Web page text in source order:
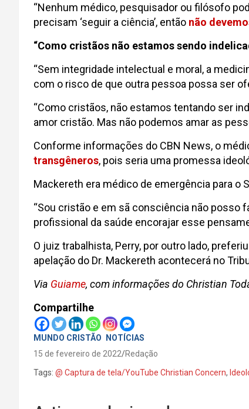
“Nenhum médico, pesquisador ou filósofo
precisam ‘seguir a ciência’, então não
“Como cristãos não estamos sendo
“Sem integridade intelectual e moral, a
com o risco de que outra pessoa possa ser
“Como cristãos, não estamos tentando ser
amor cristão. Mas não podemos amar as
Conforme informações do CBN News, o
transgêneros, pois seria uma promessa
Mackereth era médico de emergência para o
“Sou cristão e em sã consciência não posso
profissional da saúde encorajar esse
O juiz trabalhista, Perry, por outro lado,
apelação do Dr. Mackereth acontecerá no
Via Guiame, com informações do Christian
Compartilhe
MUNDO CRISTÃO
NOTÍCIAS
15 de fevereiro de 2022 Redação
Tags: @ Captura de tela/YouTube Christian Concern,